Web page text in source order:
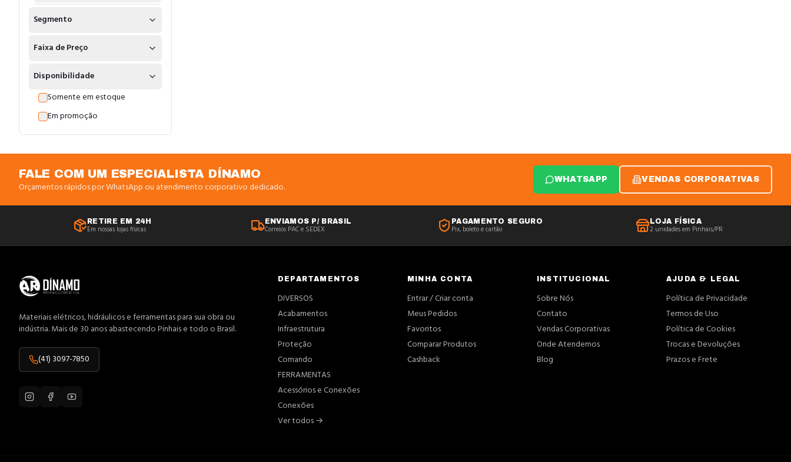
Água
Água Fria
Água Quente
Alarme Endereçavel
Alicates
Amperimetros
Amplificadores
Anel
Arame
Arco Serra
Área Externa
Atuadores
Bandeja
Banheiro
Segmento
Faixa de Preço
Disponibilidade
Somente em estoque
Em promoção
FALE COM UM ESPECIALISTA DÍNAMO
Orçamentos rápidos por WhatsApp ou atendimento corporativo dedicado.
WHATSAPP VENDAS CORPORATIVAS
RETIRE EM 24H
Em nossas lojas físicas
ENVIAMOS P/ BRASIL
Correios PAC e SEDEX
PAGAMENTO SEGURO
Pix, boleto e cartão
LOJA FÍSICA
2 unidades em Pinhais/PR
Materiais elétricos, hidráulicos e ferramentas para sua obra ou
indústria. Mais de 30 anos abastecendo Pinhais e todo o Brasil.
(41) 3097-7850
DEPARTAMENTOS
DIVERSOS
Acabamentos
Infraestrutura
Proteção
Comando
FERRAMENTAS
Acessórios e Conexões
Conexões
Ver todos →
MINHA CONTA
Entrar / Criar conta
Meus Pedidos
Favoritos
Comparar Produtos
Cashback
INSTITUCIONAL
Sobre Nós
Contato
Vendas Corporativas
Onde Atendemos
Blog
AJUDA & LEGAL
Política de Privacidade
Termos de Uso
Política de Cookies
Trocas e Devoluções
Prazos e Frete